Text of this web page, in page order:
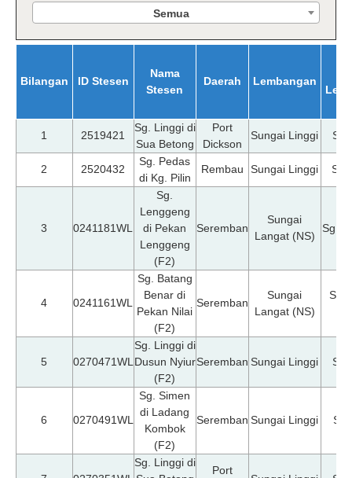
Semua
Bilangan ID Stesen
Nama
Stesen
Daerah Lembangan
1 2519421
Sg. Linggi di
Sua Betong
Port
Dickson
Sungai Linggi Sg.
2 2520432
Sg. Pedas
di Kg. Pilin
Rembau Sungai Linggi Sg.
3 0241181WL
Sg.
Lenggeng
di Pekan
Lenggeng
(F2)
Seremban
Sungai
Langat (NS)
Sg.
4 0241161WL
Sg. Batang
Benar di
Pekan Nilai
(F2)
Seremban
Sungai
Langat (NS)
Sg.
5 0270471WL
Sg. Linggi di
Dusun Nyiur
(F2)
Seremban Sungai Linggi Sg.
6 0270491WL
Sg. Simen
di Ladang
Kombok
(F2)
Seremban Sungai Linggi
Sg. Linggi di
Port